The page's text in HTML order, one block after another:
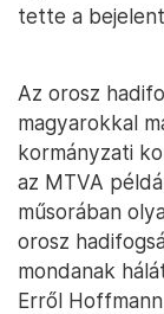
tette a
Az orosz
magyarokkal
kormányzati
az MTVA
műsorában
orosz
mondanak
Erről